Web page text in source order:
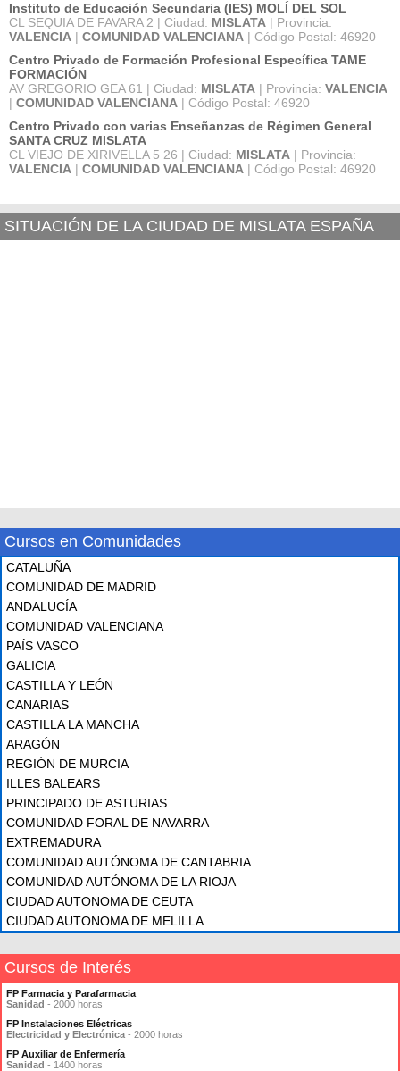
Instituto de Educación Secundaria (IES) MOLÍ DEL SOL
CL SEQUIA DE FAVARA 2 | Ciudad: MISLATA | Provincia:
VALENCIA | COMUNIDAD VALENCIANA | Código Postal: 46920
Centro Privado de Formación Profesional Específica TAME
FORMACIÓN
AV GREGORIO GEA 61 | Ciudad: MISLATA | Provincia: VALENCIA
| COMUNIDAD VALENCIANA | Código Postal: 46920
Centro Privado con varias Enseñanzas de Régimen General
SANTA CRUZ MISLATA
CL VIEJO DE XIRIVELLA 5 26 | Ciudad: MISLATA | Provincia:
VALENCIA | COMUNIDAD VALENCIANA | Código Postal: 46920
SITUACIÓN DE LA CIUDAD DE MISLATA ESPAÑA
Cursos en Comunidades
CATALUÑA
COMUNIDAD DE MADRID
ANDALUCÍA
COMUNIDAD VALENCIANA
PAÍS VASCO
GALICIA
CASTILLA Y LEÓN
CANARIAS
CASTILLA LA MANCHA
ARAGÓN
REGIÓN DE MURCIA
ILLES BALEARS
PRINCIPADO DE ASTURIAS
COMUNIDAD FORAL DE NAVARRA
EXTREMADURA
COMUNIDAD AUTÓNOMA DE CANTABRIA
COMUNIDAD AUTÓNOMA DE LA RIOJA
CIUDAD AUTONOMA DE CEUTA
CIUDAD AUTONOMA DE MELILLA
Cursos de Interés
FP Farmacia y Parafarmacia
Sanidad - 2000 horas
FP Instalaciones Eléctricas
Electricidad y Electrónica - 2000 horas
FP Auxiliar de Enfermería
Sanidad - 1400 horas